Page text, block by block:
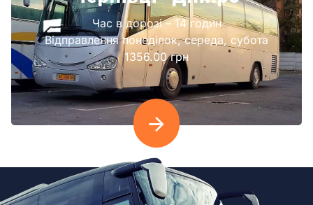
Час в дорозі – 14 годин
Відправлення понеділок, середа, субота
1356.00 грн